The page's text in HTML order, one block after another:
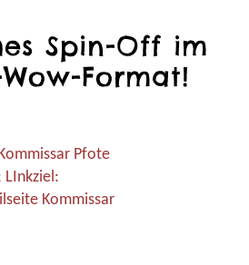
Spin-Off im
Format!